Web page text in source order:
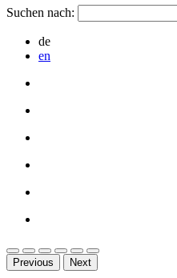
Suchen nach:
de
en
Previous Next